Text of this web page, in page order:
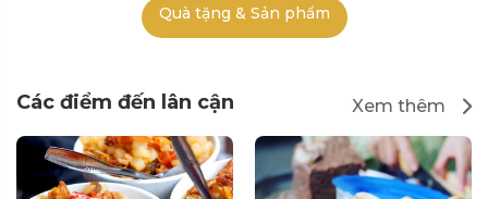
Quà tặng & Sản phẩm
Các điểm đến lân cận Xem thêm